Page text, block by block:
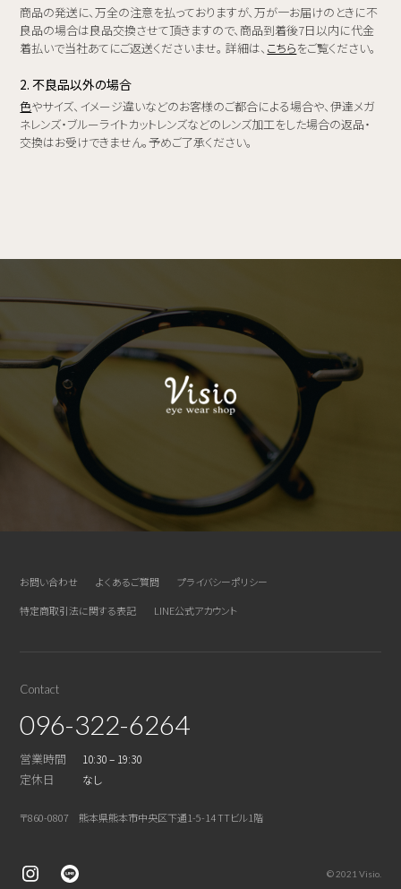
商品の発送に、万全の注意を払っておりますが、万が一お届けのときに不
良品の場合は良品交換させて頂きますので、商品到着後7日以内に代金
着払いで当社あてにご返送くださいませ。 詳細は、 こちらをご覧ください。
2. 不良品以外の場合
色やサイズ、イメージ違いなどのお客様のご都合による場合や、伊達メガ
ネレンズ・ブルーライトカットレンズなどのレンズ加工をした場合の返品・
交換はお受けできません。予めご了承ください。
お問い合わせ よくあるご質問
プライバシーポリシー
特定商取引法に関する表記
LINE公式アカウント
Contact
096-322-6264
営業時間 10:30 – 19:30
定休日 なし
〒860-0807 熊本県熊本市中央区下通1-5-14 TTビル1階
© 2021 Visio.